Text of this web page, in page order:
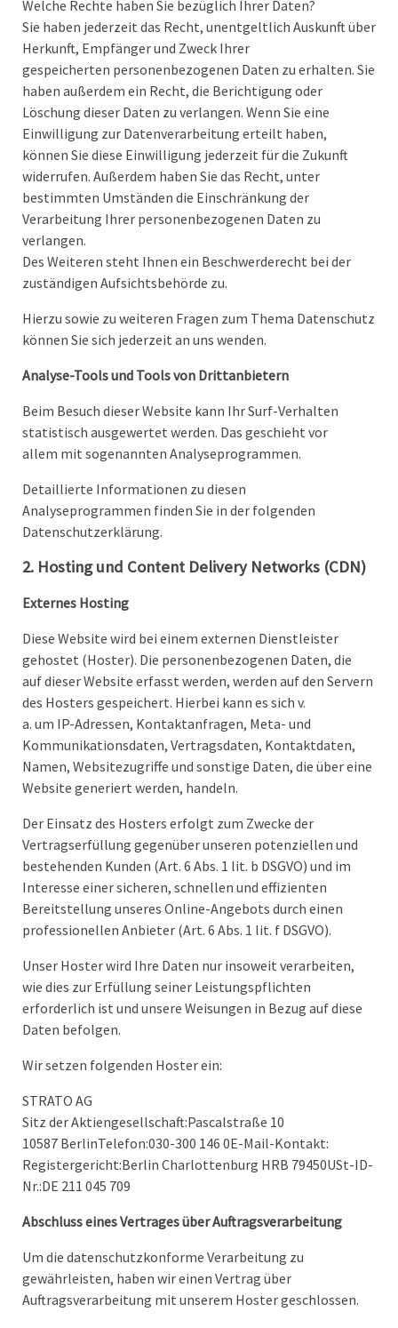
Welche Rechte haben Sie bezüglich Ihrer Daten?
Sie haben jederzeit das Recht, unentgeltlich Auskunft über
Herkunft, Empfänger und Zweck Ihrer
gespeicherten personenbezogenen Daten zu erhalten. Sie
haben außerdem ein Recht, die Berichtigung oder
Löschung dieser Daten zu verlangen. Wenn Sie eine
Einwilligung zur Datenverarbeitung erteilt haben,
können Sie diese Einwilligung jederzeit für die Zukunft
widerrufen. Außerdem haben Sie das Recht, unter
bestimmten Umständen die Einschränkung der
Verarbeitung Ihrer personenbezogenen Daten zu
verlangen.
Des Weiteren steht Ihnen ein Beschwerderecht bei der
zuständigen Aufsichtsbehörde zu.
Hierzu sowie zu weiteren Fragen zum Thema Datenschutz
können Sie sich jederzeit an uns wenden.
Analyse-Tools und Tools von Drittanbietern
Beim Besuch dieser Website kann Ihr Surf-Verhalten
statistisch ausgewertet werden. Das geschieht vor
allem mit sogenannten Analyseprogrammen.
Detaillierte Informationen zu diesen
Analyseprogrammen finden Sie in der folgenden
Datenschutzerklärung.
2. Hosting und Content Delivery Networks (CDN)
Externes Hosting
Diese Website wird bei einem externen Dienstleister
gehostet (Hoster). Die personenbezogenen Daten, die
auf dieser Website erfasst werden, werden auf den Servern
des Hosters gespeichert. Hierbei kann es sich v.
a. um IP-Adressen, Kontaktanfragen, Meta- und
Kommunikationsdaten, Vertragsdaten, Kontaktdaten,
Namen, Websitezugriffe und sonstige Daten, die über eine
Website generiert werden, handeln.
Der Einsatz des Hosters erfolgt zum Zwecke der
Vertragserfüllung gegenüber unseren potenziellen und
bestehenden Kunden (Art. 6 Abs. 1 lit. b DSGVO) und im
Interesse einer sicheren, schnellen und effizienten
Bereitstellung unseres Online-Angebots durch einen
professionellen Anbieter (Art. 6 Abs. 1 lit. f DSGVO).
Unser Hoster wird Ihre Daten nur insoweit verarbeiten,
wie dies zur Erfüllung seiner Leistungspflichten
erforderlich ist und unsere Weisungen in Bezug auf diese
Daten befolgen.
Wir setzen folgenden Hoster ein:
STRATO AG
Sitz der Aktiengesellschaft:Pascalstraße 10
10587 BerlinTelefon:030-300 146 0E-Mail-Kontakt:
Registergericht:Berlin Charlottenburg HRB 79450USt-ID-
Nr.:DE 211 045 709
Abschluss eines Vertrages über Auftragsverarbeitung
Um die datenschutzkonforme Verarbeitung zu
gewährleisten, haben wir einen Vertrag über
Auftragsverarbeitung mit unserem Hoster geschlossen.